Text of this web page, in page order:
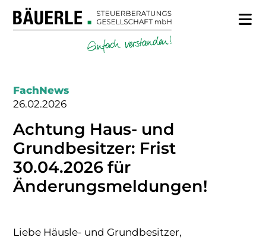
FachNews
26.02.2026
Achtung Haus- und
Grundbesitzer: Frist
30.04.2026 für
Änderungsmeldungen!
Liebe Häusle- und Grundbesitzer,